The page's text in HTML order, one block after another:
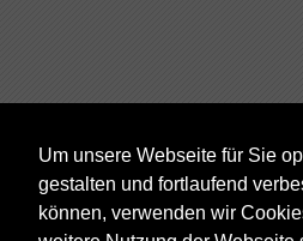
Um unsere Webseite für Sie
gestalten und fortlaufend
können, verwenden wir